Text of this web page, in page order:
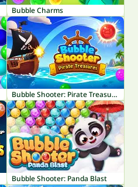
Bubble Charms
Bubble Shooter: Pirate Treasures
Bubble Shooter: Panda Blast